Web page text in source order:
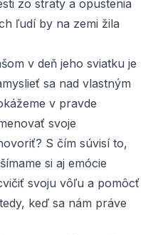
zo straty a opustenia
ľudí by na zemi žila
v deň jeho sviatku je
sa nad vlastným
v pravde
svoje
S čím súvisí to,
si aj emócie
svoju vôľu a pomôcť
keď sa nám práve